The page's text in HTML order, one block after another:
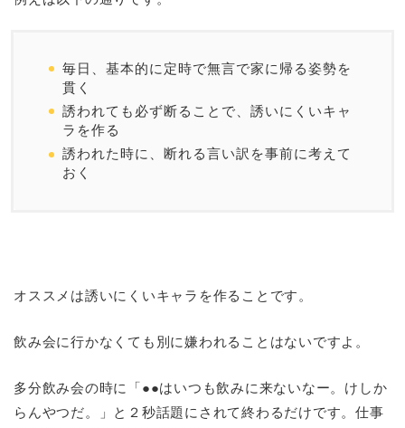
毎日、基本的に定時で無言で家に帰る姿勢を
貫く
誘われても必ず断ることで、誘いにくいキャ
ラを作る
誘われた時に、断れる言い訳を事前に考えて
おく
オススメは誘いにくいキャラを作ることです。
飲み会に行かなくても別に嫌われることはないですよ。
多分飲み会の時に「●●はいつも飲みに来ないなー。けしか
らんやつだ。」と２秒話題にされて終わるだけです。仕事